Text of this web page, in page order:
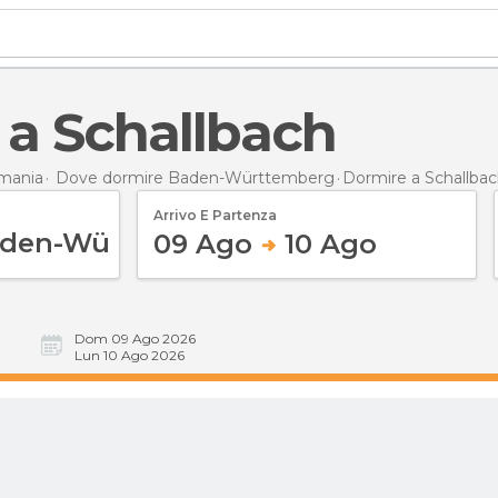
a Schallbach
Dove dormire Baden-Württemberg Dormire a
Arrivo E Partenza
09 Ago 10 Ago
Dom 09 Ago 2026
Lun 10 Ago 2026